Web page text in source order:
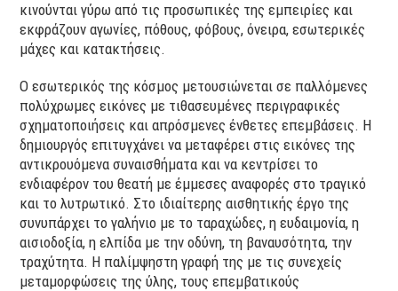
κινούνται γύρω από τις προσωπικές της εμπειρίες και
εκφράζουν αγωνίες, πόθους, φόβους, όνειρα, εσωτερικές
μάχες και κατακτήσεις.
Ο εσωτερικός της κόσμος μετουσιώνεται σε παλλόμενες
πολύχρωμες εικόνες με τιθασευμένες περιγραφικές
σχηματοποιήσεις και απρόσμενες ένθετες επεμβάσεις. Η
δημιουργός επιτυγχάνει να μεταφέρει στις εικόνες της
αντικρουόμενα συναισθήματα και να κεντρίσει το
ενδιαφέρον του θεατή με έμμεσες αναφορές στο τραγικό
και το λυτρωτικό. Στο ιδιαίτερης αισθητικής έργο της
συνυπάρχει το γαλήνιο με το ταραχώδες, η ευδαιμονία, η
αισιοδοξία, η ελπίδα με την οδύνη, τη βαναυσότητα, την
τραχύτητα. Η παλίμψηστη γραφή της με τις συνεχείς
μεταμορφώσεις της ύλης, τους επεμβατικούς